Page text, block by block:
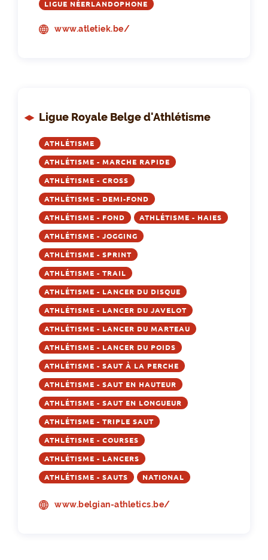
LIGUE NÉERLANDOPHONE
www.atletiek.be/
Ligue Royale Belge d'Athlétisme
ATHLÉTISME
ATHLÉTISME - MARCHE RAPIDE
ATHLÉTISME - CROSS
ATHLÉTISME - DEMI-FOND
ATHLÉTISME - FOND ATHLÉTISME - HAIES
ATHLÉTISME - JOGGING
ATHLÉTISME - SPRINT
ATHLÉTISME - TRAIL
ATHLÉTISME - LANCER DU DISQUE
ATHLÉTISME - LANCER DU JAVELOT
ATHLÉTISME - LANCER DU MARTEAU
ATHLÉTISME - LANCER DU POIDS
ATHLÉTISME - SAUT À LA PERCHE
ATHLÉTISME - SAUT EN HAUTEUR
ATHLÉTISME - SAUT EN LONGUEUR
ATHLÉTISME - TRIPLE SAUT
ATHLÉTISME - COURSES
ATHLÉTISME - LANCERS
ATHLÉTISME - SAUTS NATIONAL
www.belgian-athletics.be/